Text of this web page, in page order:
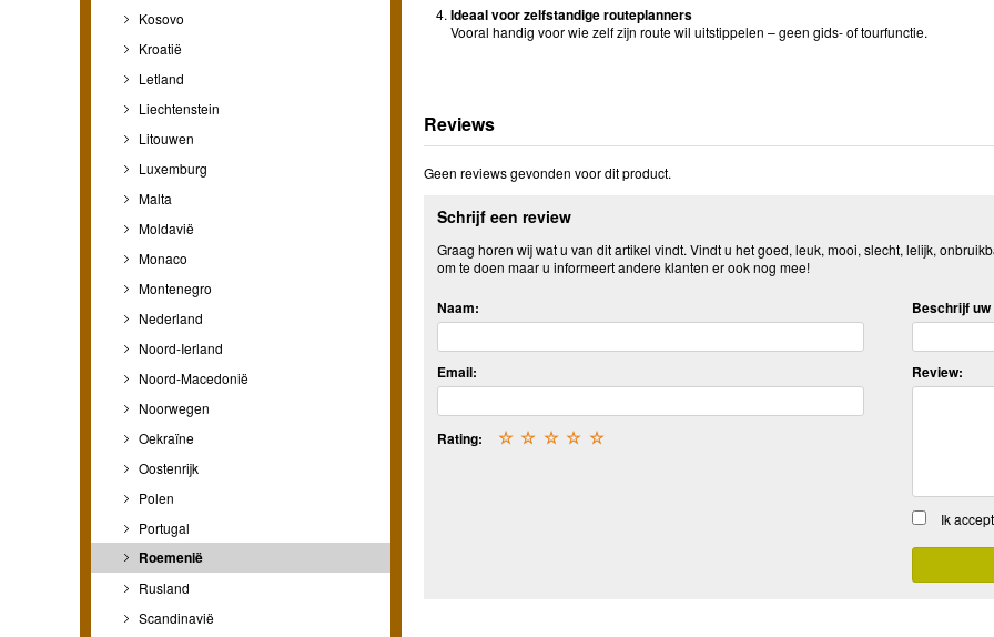
Kosovo
Kroatië
Letland
Liechtenstein
Litouwen
Luxemburg
Malta
Moldavië
Monaco
Montenegro
Nederland
Noord-Ierland
Noord-Macedonië
Noorwegen
Oekraïne
Oostenrijk
Polen
Portugal
Roemenië
Rusland
Scandinavië
Ideaal voor zelfstandige routeplanners
Vooral handig voor wie zelf zijn route wil uitstippelen – geen gids- of tourfunctie.
Reviews
Geen reviews gevonden voor dit product.
Schrijf een review
Graag horen wij wat u van dit artikel vindt. Vindt u het goed, leuk, mooi, slecht, lelijk,
om te doen maar u informeert andere klanten er ook nog mee!
Naam:
Email:
Rating: ☆
☆
☆
☆
☆
Beschrijf uw
Review:
Ik